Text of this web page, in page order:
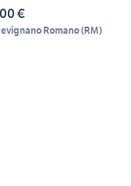
€
Romano(RM)